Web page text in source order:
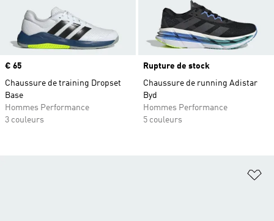
Prix
€ 65
Chaussure de training Dropset
Base
Hommes Performance
3 couleurs
Rupture de stock
Chaussure de running Adistar
Byd
Hommes Performance
5 couleurs